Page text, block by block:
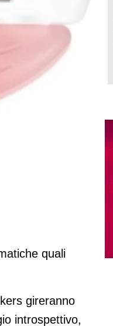
celebri
quali
gireranno
introspettivo,